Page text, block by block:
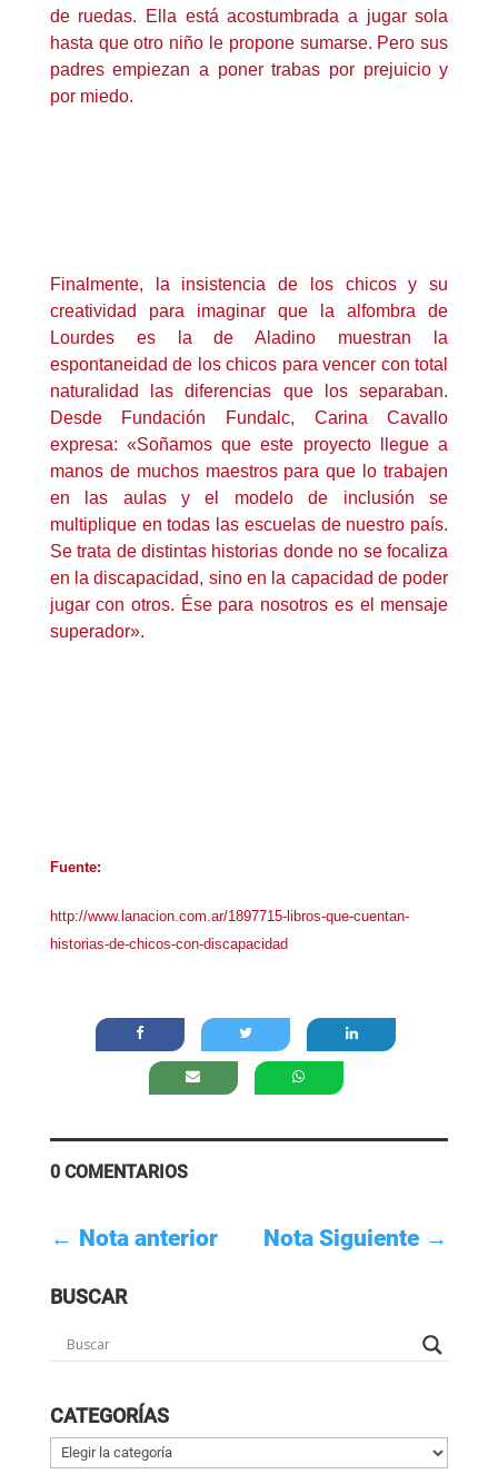
de ruedas. Ella está acostumbrada a jugar sola
hasta que otro niño le propone sumarse. Pero sus
padres empiezan a poner trabas por prejuicio y
por miedo.
Finalmente, la insistencia de los chicos y su
creatividad para imaginar que la alfombra de
Lourdes es la de Aladino muestran la
espontaneidad de los chicos para vencer con total
naturalidad las diferencias que los separaban.
Desde Fundación Fundalc, Carina Cavallo
expresa: «Soñamos que este proyecto llegue a
manos de muchos maestros para que lo trabajen
en las aulas y el modelo de inclusión se
multiplique en todas las escuelas de nuestro país.
Se trata de distintas historias donde no se focaliza
en la discapacidad, sino en la capacidad de poder
jugar con otros. Ése para nosotros es el mensaje
superador».
Fuente:
http://www.lanacion.com.ar/1897715-libros-que-cuentan-
historias-de-chicos-con-discapacidad
0 COMENTARIOS
← Nota anterior Nota Siguiente →
BUSCAR
CATEGORÍAS
Categorías